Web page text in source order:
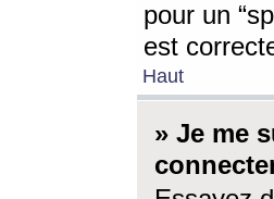
pour un
est
Haut
» Je me